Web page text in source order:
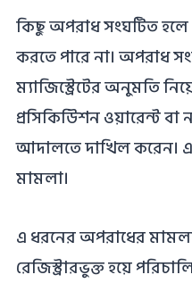
কিছু অপরাধ সংঘটিত হলে
করতে পারে না। অপরাধ
ম্যাজিস্ট্রেটের অনুমতি
প্রসিকিউিশন ওয়ারেন্ট
আদালতে দাখিল
মামলা।
এ ধরনের অপরাধের
রেজিস্ট্রারভুক্ত হয়ে